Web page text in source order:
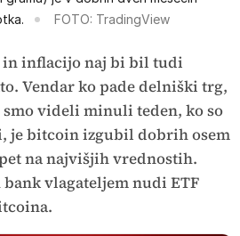
FOTO: TradingView
in inflacijo naj bi bil tudi
Vendar ko pade delniški trg,
videli minuli teden, ko so
je bitcoin izgubil dobrih osem
na najvišjih vrednostih.
vlagateljem nudi ETF